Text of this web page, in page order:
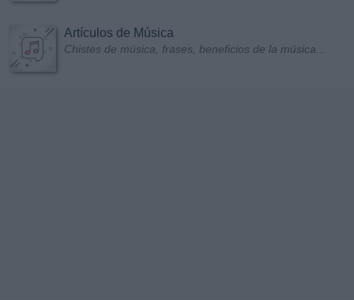
Artículos de Música
Chistes de música, frases, beneficios de la música...